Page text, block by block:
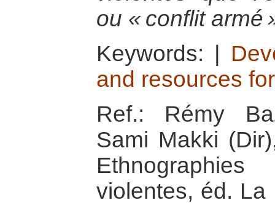
ou « conflit armé
Keywords:
and resources
Ref.: Rémy
Sami Makki
violentes, éd.